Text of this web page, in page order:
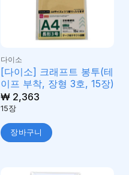
다이소
[다이소] 크래프트 봉투(테
이프 부착, 장형 3호, 15장)
₩2,363
15장
장바구니